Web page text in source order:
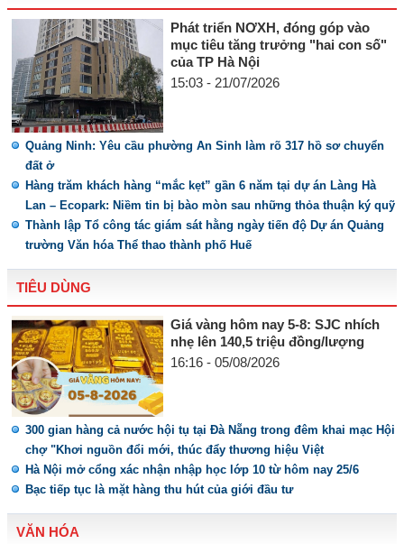
Phát triển NƠXH, đóng góp vào
mục tiêu tăng trưởng "hai con số"
của TP Hà Nội
15:03 - 21/07/2026
Quảng Ninh: Yêu cầu phường An Sinh làm rõ 317 hồ sơ chuyển
đất ở
Hàng trăm khách hàng “mắc kẹt” gần 6 năm tại dự án Làng Hà
Lan – Ecopark: Niềm tin bị bào mòn sau những thỏa thuận ký quỹ
Thành lập Tổ công tác giám sát hằng ngày tiến độ Dự án Quảng
trường Văn hóa Thể thao thành phố Huế
TIÊU DÙNG
Giá vàng hôm nay 5-8: SJC nhích
nhẹ lên 140,5 triệu đồng/lượng
16:16 - 05/08/2026
300 gian hàng cả nước hội tụ tại Đà Nẵng trong đêm khai mạc Hội
chợ "Khơi nguồn đổi mới, thúc đẩy thương hiệu Việt
Hà Nội mở cổng xác nhận nhập học lớp 10 từ hôm nay 25/6
Bạc tiếp tục là mặt hàng thu hút của giới đầu tư
VĂN HÓA